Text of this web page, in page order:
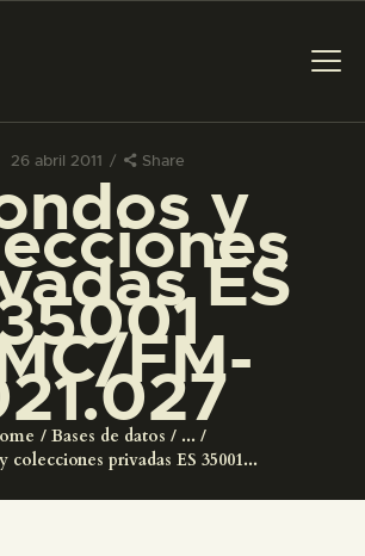
26 abril 2011 Share
y
ES
FM-
Bases de datos
...
colecciones privadas ES 35001...
LA VISITA